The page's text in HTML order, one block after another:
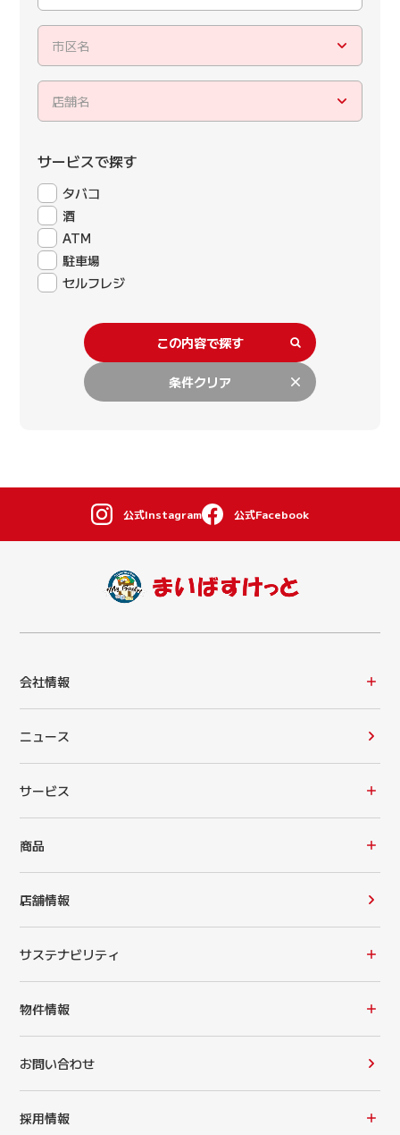
市区名
店舗名
サービスで探す
タバコ
酒
ATM
駐車場
セルフレジ
この内容で探す
条件クリア
公式Instagram 公式Facebook
会社情報
ニュース
サービス
商品
店舗情報
サステナビリティ
物件情報
お問い合わせ
採用情報